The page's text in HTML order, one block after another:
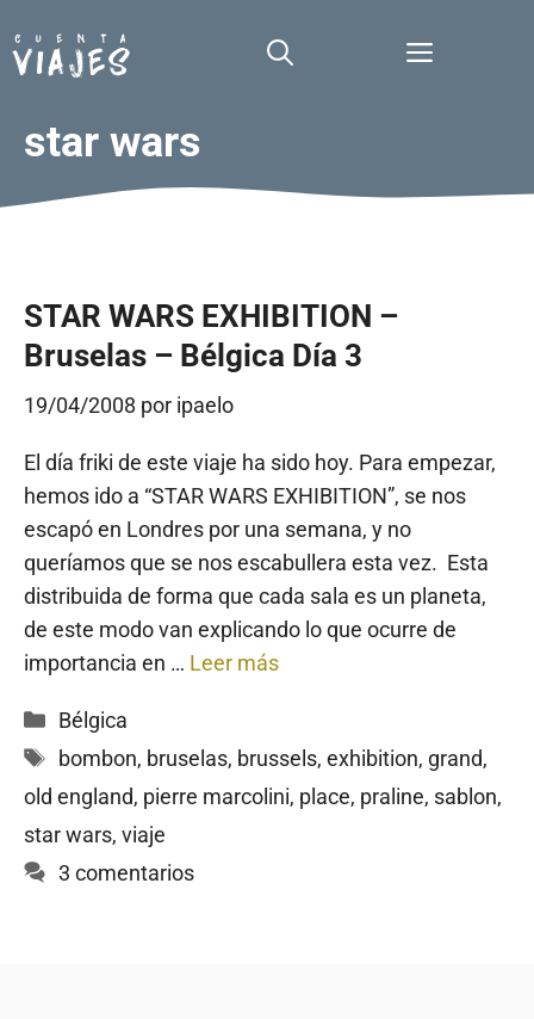
al
contenido
Menú
star wars
STAR WARS EXHIBITION –
Bruselas – Bélgica Día 3
19/04/2008 por ipaelo
El día friki de este viaje ha sido hoy. Para empezar,
hemos ido a “STAR WARS EXHIBITION”, se nos
escapó en Londres por una semana, y no
queríamos que se nos escabullera esta vez. Esta
distribuida de forma que cada sala es un planeta,
de este modo van explicando lo que ocurre de
importancia en … Leer más
Categorías
Bélgica
Etiquetas
bombon, bruselas, brussels, exhibition, grand,
old england, pierre marcolini, place, praline, sablon,
star wars, viaje
3 comentarios